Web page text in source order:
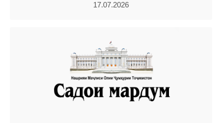
17.07.2026